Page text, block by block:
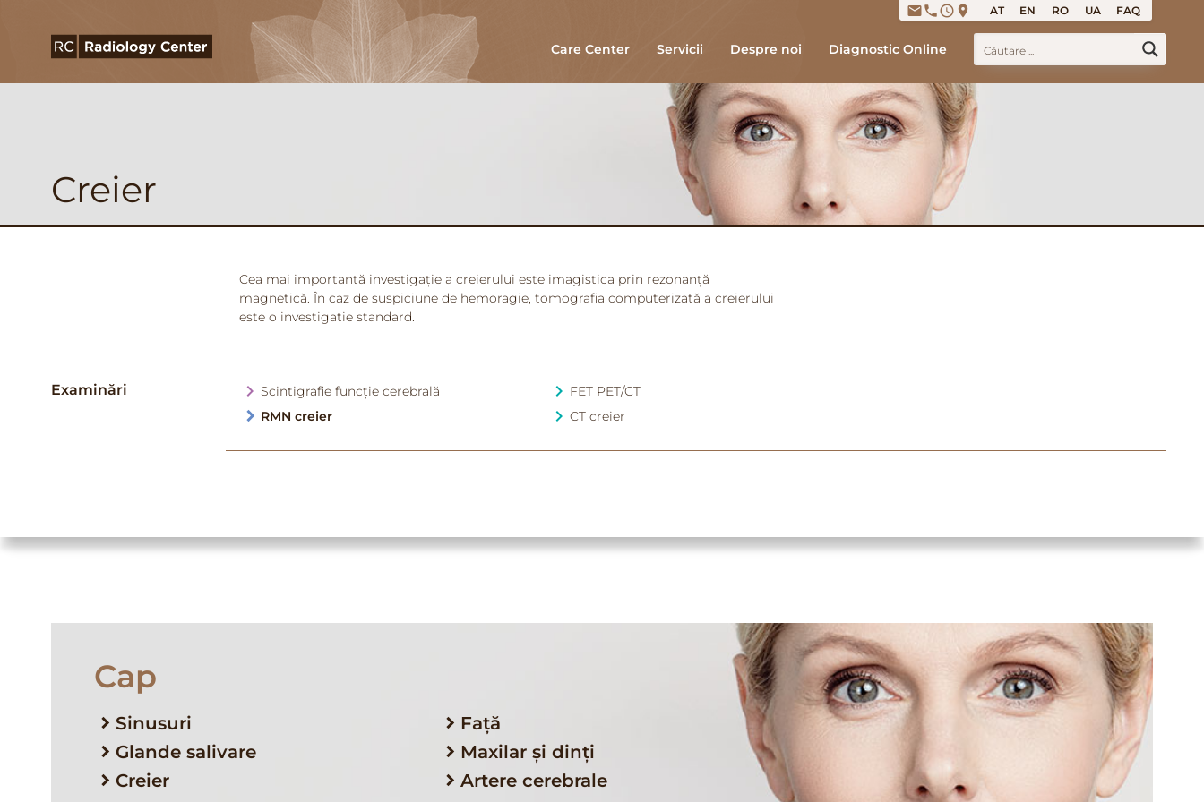
emailphoneaccess_time place AT EN RO UA FAQ
Care Center Servicii Despre noi Diagnostic Online
Creier
Cea mai importantă investigație a creierului este imagistica prin rezonanță
magnetică. În caz de suspiciune de hemoragie, tomografia computerizată a creierului
este o investigație standard.
Examinări
Scintigrafie funcție cerebrală
RMN creier
FET PET/CT
CT creier
Cap
Sinusuri
Glande salivare
Creier
Față
Maxilar și dinți
Artere cerebrale